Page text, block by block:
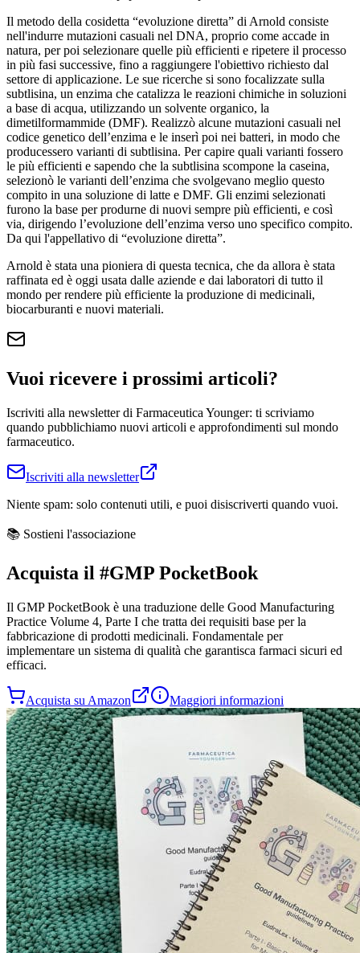
Il metodo della cosidetta “evoluzione diretta” di Arnold consiste
nell'indurre mutazioni casuali nel DNA, proprio come accade in
natura, per poi selezionare quelle più efficienti e ripetere il processo
in più fasi successive, fino a raggiungere l'obiettivo richiesto dal
settore di applicazione. Le sue ricerche si sono focalizzate sulla
subtlisina, un enzima che catalizza le reazioni chimiche in soluzioni
a base di acqua, utilizzando un solvente organico, la
dimetilformammide (DMF). Realizzò alcune mutazioni casuali nel
codice genetico dell’enzima e le inserì poi nei batteri, in modo che
producessero varianti di subtlisina. Per capire quali varianti fossero
le più efficienti e sapendo che la subtlisina scompone la caseina,
selezionò le varianti dell’enzima che svolgevano meglio questo
compito in una soluzione di latte e DMF. Gli enzimi selezionati
furono la base per produrne di nuovi sempre più efficienti, e così
via, dirigendo l’evoluzione dell’enzima verso uno specifico compito.
Da qui l'appellativo di “evoluzione diretta”.
Arnold è stata una pioniera di questa tecnica, che da allora è stata
raffinata ed è oggi usata dalle aziende e dai laboratori di tutto il
mondo per rendere più efficiente la produzione di medicinali,
biocarburanti e nuovi materiali.
Vuoi ricevere i prossimi articoli?
Iscriviti alla newsletter di Farmaceutica Younger: ti scriviamo
quando pubblichiamo nuovi articoli e approfondimenti sul mondo
farmaceutico.
Iscriviti alla newsletter
Niente spam: solo contenuti utili, e puoi disiscriverti quando vuoi.
📚 Sostieni l'associazione
Acquista il #GMP PocketBook
Il GMP PocketBook è una traduzione delle Good Manufacturing
Practice Volume 4, Parte I che tratta dei requisiti base per la
fabbricazione di prodotti medicinali. Fondamentale per
implementare un sistema di qualità che garantisca farmaci sicuri ed
efficaci.
Acquista su Amazon Maggiori informazioni